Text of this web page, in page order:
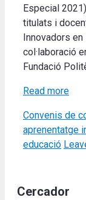
Especial 2021)
titulats i
Innovadors en
col·laboració
Fundació
Read more
Categories
Convenis de
aprenentatge
educació
Cercador